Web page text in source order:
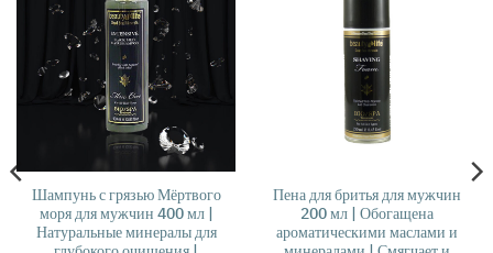
אהבתי
Шампунь с грязью Мёртвого
моря для мужчин 400 мл |
Натуральные минералы для
Пена для бритья для мужчин
200 мл | Обогащена
ароматическими маслами и